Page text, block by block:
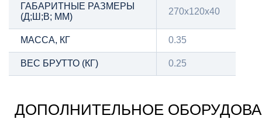
ГАБАРИТНЫЕ РАЗМЕРЫ
(Д;Ш;В; ММ)
270х120х40
МАССА, КГ 0.35
ВЕС БРУТТО (КГ) 0.25
ДОПОЛНИТЕЛЬНОЕ